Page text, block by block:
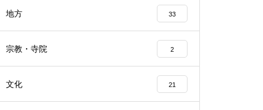
地方 33
宗教・寺院 2
文化 21